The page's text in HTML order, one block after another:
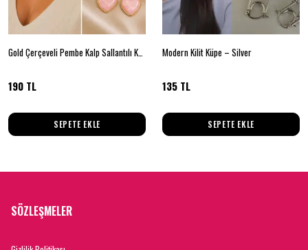
Gold Çerçeveli Pembe Kalp Sallantılı Küpe
190 TL
SEPETE EKLE
Modern Kilit Küpe – Silver
135 TL
SEPETE EKLE
SÖZLEŞMELER